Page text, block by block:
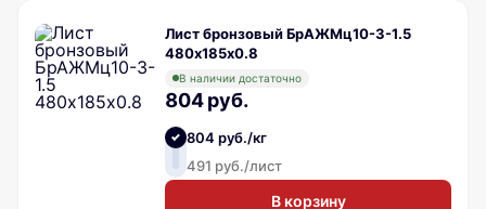
Лист бронзовый БрАЖМц10-3-1.5
480х185х0.8
В наличии достаточно
804 руб.
804 руб./кг
491 руб./лист
В корзину